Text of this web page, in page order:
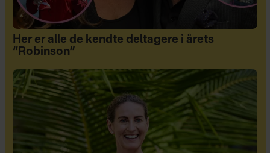
Her er alle de kendte deltagere i årets
“Robinson”